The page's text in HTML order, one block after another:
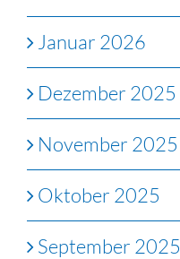
Januar 2026
Dezember 2025
November 2025
Oktober 2025
September 2025